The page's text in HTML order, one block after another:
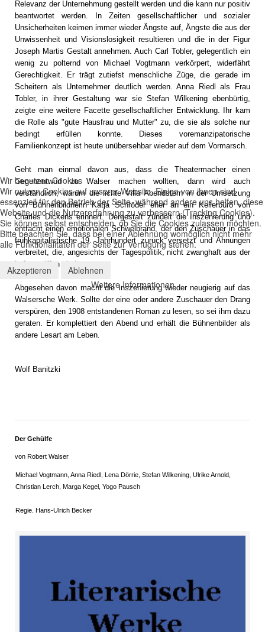
Relevanz der Unternehmung gestellt werden und die kann nur positiv
beantwortet werden. In Zeiten gesellschaftlicher und sozialer
Unsicherheiten keimen immer wieder Ängste auf, Ängste die aus der
Unwissenheit und Visionslosigkeit resultieren und die in der Figur
Joseph Martis Gestalt annehmen. Auch Carl Tobler, gelegentlich ein
wenig zu polternd von Michael Vogtmann verkörpert, widerfährt
Gerechtigkeit. Er trägt zutiefst menschliche Züge, die gerade im
Scheitern als Unternehmer deutlich werden. Anna Riedl als Frau
Tobler, in ihrer Gestaltung war sie Stefan Wilkening ebenbürtig,
zeigte eine weitere Facette gesellschaftlicher Entwicklung. Ihr kam
die Rolle als "gute Hausfrau und Mutter" zu, die sie als solche nur
bedingt erfüllen konnte. Dieses voremanzipatorische
Familienkonzept ist heute unübersehbar wieder auf dem Vormarsch.
Geht man einmal davon aus, dass die Theatermacher einen
Gegenentwurf zu Walser machen wollten, dann wird auch
verständlich, warum die lichte Villa Abendstern in der Umsetzung
von Bühnenbildnerin Katja Schröder eher an ein Kellerbüro von
Charles Dickens erinnert. Dergestalt zündelt die Inszenierung und
entfacht einen emotionalen Schwelbrand, der den Zuschauer in das
frühkapitalistische 19. Jahrhundert zurück versetzt und Ahnungen
verbreitet, die, angesichts der Tagespolitik, nicht zwanghaft aus der
Luft gegriffen sind.
Abgesehen davon macht die Inszenierung wieder neugierig auf das
Walsersche Werk. Sollte der eine oder andere Zuschauer den Drang
verspüren, den 1908 entstandenen Roman zu lesen, so sei ihm dazu
geraten. Er komplettiert den Abend und erhält die Bühnenbilder als
andere Lesart am Leben.
Wolf Banitzki
Der Gehülfe
von Robert Walser
Michael Vogtmann, Anna Riedl, Lena Dörrie, Stefan Wilkening, Ulrike Arnold,
Christian Lerch, Marga Kegel, Yogo Pausch
Regie. Hans-Ulrich Becker
Wir benutzen Cookies
Wir nutzen Cookies auf unserer Website. Einige von ihnen sind
essenziell für den Betrieb der Seite, während andere uns helfen, diese
Website und die Nutzererfahrung zu verbessern (Tracking Cookies).
Sie können selbst entscheiden, ob Sie die Cookies zulassen möchten.
Bitte beachten Sie, dass bei einer Ablehnung womöglich nicht mehr
alle Funktionalitäten der Seite zur Verfügung stehen.
Akzeptieren
Ablehnen
Weitere Informationen